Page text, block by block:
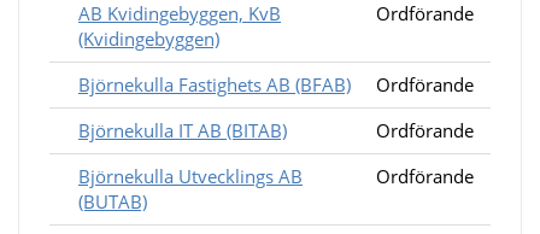
AB Kvidingebyggen, KvB
(Kvidingebyggen)
Ordförande
Björnekulla Fastighets AB (BFAB)
Ordförande
Björnekulla IT AB (BITAB)
Ordförande
Björnekulla Utvecklings AB
(BUTAB)
Ordförande